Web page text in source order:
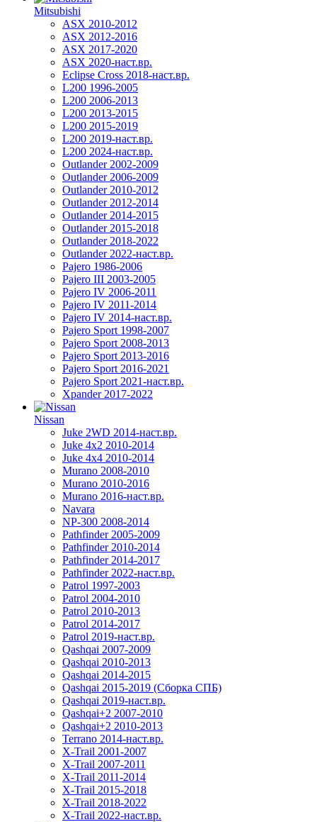
Mitsubishi
ASX 2010-2012
ASX 2012-2016
ASX 2017-2020
ASX 2020-наст.вр.
Eclipse Cross 2018-наст.вр.
L200 1996-2005
L200 2006-2013
L200 2013-2015
L200 2015-2019
L200 2019-наст.вр.
L200 2024-наст.вр.
Outlander 2002-2009
Outlander 2006-2009
Outlander 2010-2012
Outlander 2012-2014
Outlander 2014-2015
Outlander 2015-2018
Outlander 2018-2022
Outlander 2022-наст.вр.
Pajero 1986-2006
Pajero III 2003-2005
Pajero IV 2006-2011
Pajero IV 2011-2014
Pajero IV 2014-наст.вр.
Pajero Sport 1998-2007
Pajero Sport 2008-2013
Pajero Sport 2013-2016
Pajero Sport 2016-2021
Pajero Sport 2021-наст.вр.
Xpander 2017-2022
Nissan
Juke 2WD 2014-наст.вр.
Juke 4x2 2010-2014
Juke 4x4 2010-2014
Murano 2008-2010
Murano 2010-2016
Murano 2016-наст.вр.
Navara
NP-300 2008-2014
Pathfinder 2005-2009
Pathfinder 2010-2014
Pathfinder 2014-2017
Pathfinder 2022-наст.вр.
Patrol 1997-2003
Patrol 2004-2010
Patrol 2010-2013
Patrol 2014-2017
Patrol 2019-наст.вр.
Qashqai 2007-2009
Qashqai 2010-2013
Qashqai 2014-2015
Qashqai 2015-2019 (Сборка СПБ)
Qashqai 2019-наст.вр.
Qashqai+2 2007-2010
Qashqai+2 2010-2013
Terrano 2014-наст.вр.
X-Trail 2001-2007
X-Trail 2007-2011
X-Trail 2011-2014
X-Trail 2015-2018
X-Trail 2018-2022
X-Trail 2022-наст.вр.